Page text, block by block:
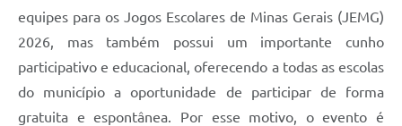
equipes para os Jogos Escolares de Minas Gerais (JEMG)
2026, mas também possui um importante cunho
participativo e educacional, oferecendo a todas as escolas
do município a oportunidade de participar de forma
gratuita e espontânea. Por esse motivo, o evento é